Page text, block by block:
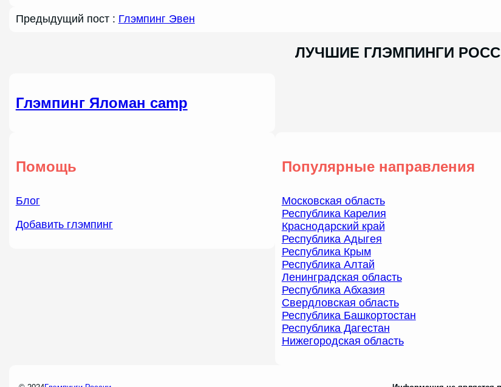
Предыдущий пост : Глэмпинг Эвен
ЛУЧШИЕ ГЛЭМПИНГИ
Глэмпинг Яломан camp
Помощь
Блог
Добавить глэмпинг
Популярные направления
Московская область
Республика Карелия
Краснодарский край
Республика Адыгея
Республика Крым
Республика Алтай
Ленинградская область
Республика Абхазия
Свердловская область
Республика Башкортостан
Республика Дагестан
Нижегородская область